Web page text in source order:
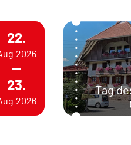
22.
2026
23.
2026
Tag